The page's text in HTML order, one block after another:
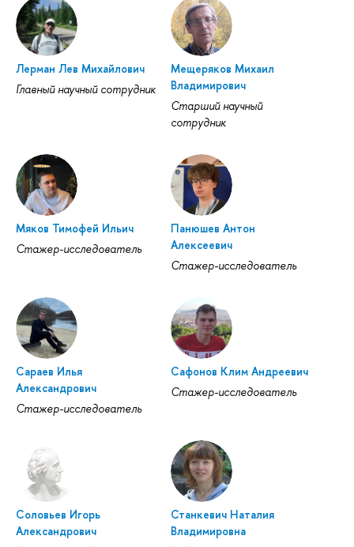
Лерман Лев Михайлович
Главный научный сотрудник
Мещеряков Михаил
Владимирович
Старший научный
сотрудник
Мяков Тимофей Ильич
Стажер-исследователь
Панюшев Антон
Алексеевич
Стажер-исследователь
Сараев Илья
Александрович
Стажер-исследователь
Сафонов Клим Андреевич
Стажер-исследователь
Соловьев Игорь
Александрович
Станкевич Наталия
Владимировна